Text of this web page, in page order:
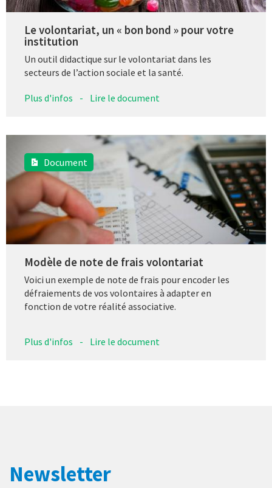
Le volontariat, un « bon bond » pour votre
institution
Un outil didactique sur le volontariat dans les
secteurs de l’action sociale et la santé.
Plus d'infos - Lire le document
Document
Modèle de note de frais volontariat
Voici un exemple de note de frais pour encoder les
défraiements de vos volontaires à adapter en
fonction de votre réalité associative.
Plus d'infos - Lire le document
Newsletter